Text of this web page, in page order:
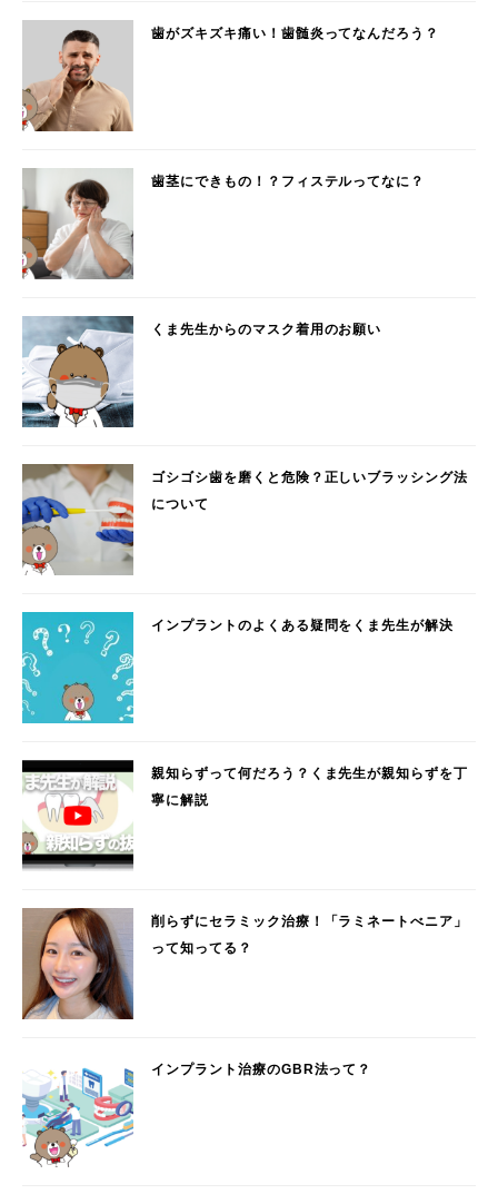
歯がズキズキ痛い！歯髄炎ってなんだろう？
歯茎にできもの！？フィステルってなに？
くま先生からのマスク着用のお願い
ゴシゴシ歯を磨くと危険？正しいブラッシング法
について
インプラントのよくある疑問をくま先生が解決
親知らずって何だろう？くま先生が親知らずを丁
寧に解説
削らずにセラミック治療！「ラミネートべニア」
って知ってる？
インプラント治療のGBR法って？